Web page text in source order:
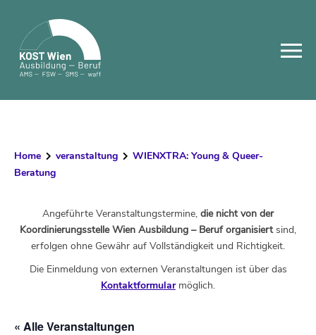
content
Home veranstaltung
WIENXTRA: Young & Queer-
Beratung
Angeführte Veranstaltungstermine, die nicht von der
Koordinierungsstelle Wien Ausbildung – Beruf organisiertsind,
erfolgen ohne Gewähr auf Vollständigkeit und Richtigkeit.
Die Einmeldung von externen Veranstaltungen ist über das
Kontaktformularmöglich.
« Alle Veranstaltungen